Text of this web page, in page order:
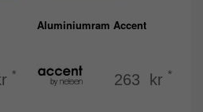
*
Aluminiumram Accent
263 kr *